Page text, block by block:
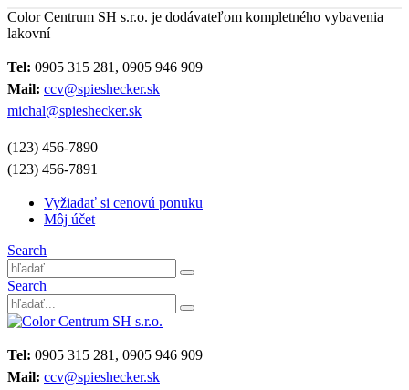
Color Centrum SH s.r.o. je dodávateľom kompletného vybavenia
lakovní
Tel: 0905 315 281, 0905 946 909
Mail: ccv@spieshecker.sk
michal@spieshecker.sk
(123) 456-7890
(123) 456-7891
Vyžiadať si cenovú ponuku
Môj účet
Search
Search
Tel: 0905 315 281, 0905 946 909
Mail: ccv@spieshecker.sk